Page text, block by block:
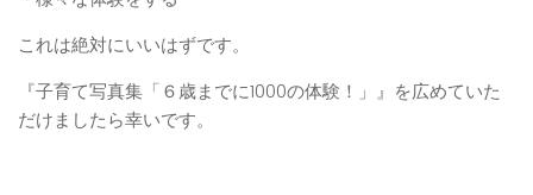
これは絶対にいいはずです。
『子育て写真集「６歳までに1000の体験！」』を広めていた
だけましたら幸いです。